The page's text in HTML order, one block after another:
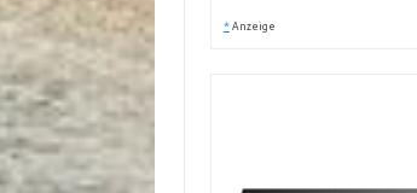
* Anzeige